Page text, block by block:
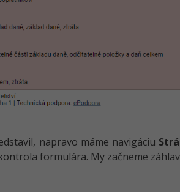
napravo máme navigáciu
formulára. My začneme